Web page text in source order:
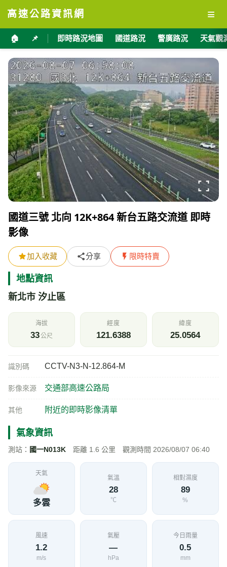
高速公路資訊網 ≡
🏠 📌 即時路況地圖 國道路況 警廣路況 天氣觀
國道三號 北向 12K+864 新台五路交流道 即時
影像
加入收藏 分享 限時特賣
地點資訊
新北市 汐止區
海拔
33公尺
經度
121.6388
緯度
25.0564
識別碼 CCTV-N3-N-12.864-M
影像來源 交通部高速公路局
其他 附近的即時影像清單
氣象資訊
測站： 國一N013K 距離 1.6 公里 觀測時間 2026/08/07 06:40
天氣
多雲
氣溫
28
℃
相對濕度
89
%
風速
1.2
m/s
氣壓
—
hPa
今日雨量
0.5
mm